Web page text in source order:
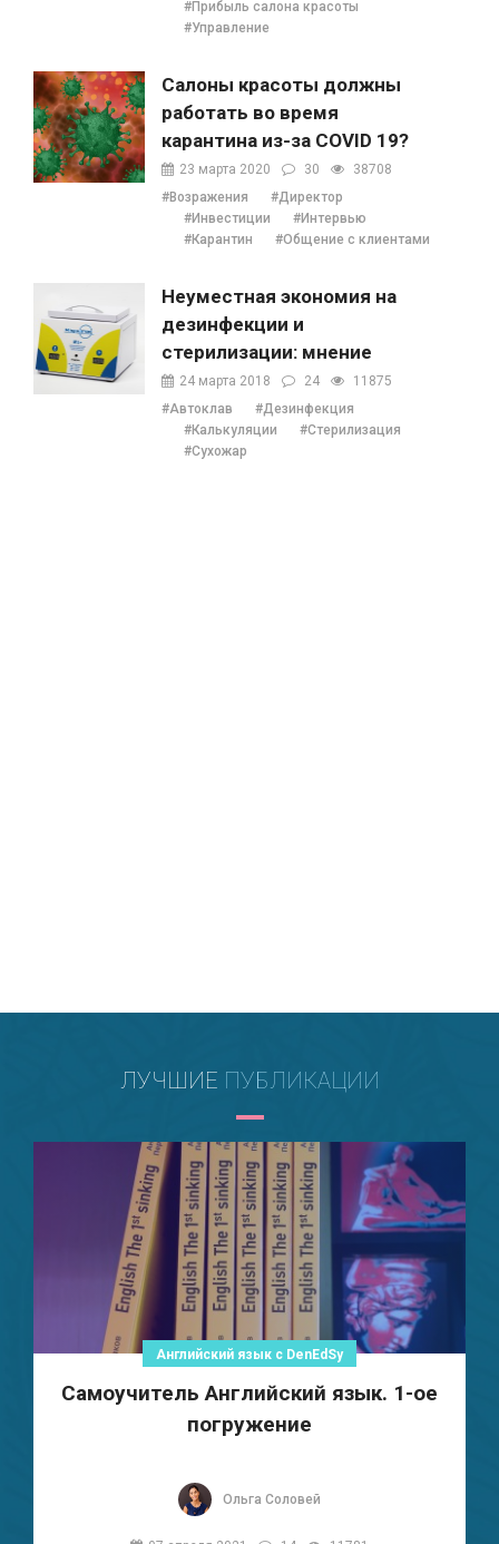
#Прибыль салона красоты
#Управление
Салоны красоты должны
работать во время
карантина из-за COVID 19?
23 марта 2020 30
38708
#Возражения
#Директор
#Инвестиции
#Интервью
#Карантин
#Общение с клиентами
Неуместная экономия на
дезинфекции и
стерилизации: мнение
Наталии Ушецкой
24 марта 2018 24
11875
#Автоклав
#Дезинфекция
#Калькуляции
#Стерилизация
#Сухожар
ЛУЧШИЕ ПУБЛИКАЦИИ
Английский язык с DenEdSy
Самоучитель Английский язык. 1-ое
погружение
Ольга Соловей